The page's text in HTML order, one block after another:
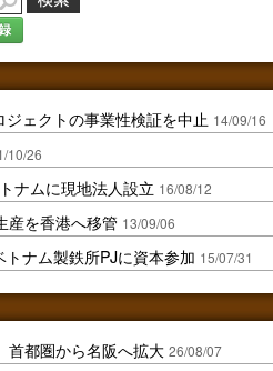
ェクトの事業性検証を中止 14/09/16
10/26
ナムに現地法人設立 16/08/12
産を香港へ移管 13/09/06
ナム製鉄所PJに資本参加 15/07/31
首都圏から名阪へ拡大 26/08/07